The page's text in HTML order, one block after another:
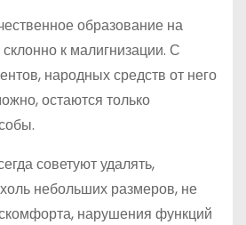
образование на
к малигнизации. С
народных средств от него
остаются только
советуют удалять,
небольших размеров, не
нарушения функций